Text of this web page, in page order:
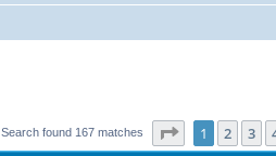
Search found 167 matches Page of 7
1 2 3